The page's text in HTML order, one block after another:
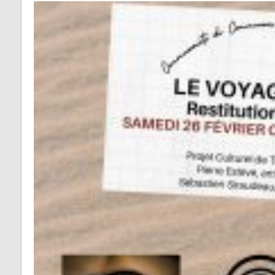
Fontrieu
Lacrouzette
Lasfaillades
Le Bez
Le Masnau-
Roquecourbe
Saint-Germier
Saint-Salvy de la
Appels d’offres
risques